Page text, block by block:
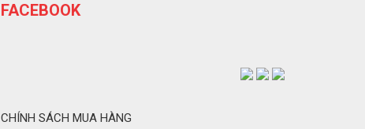
FACEBOOK
CHÍNH SÁCH MUA HÀNG